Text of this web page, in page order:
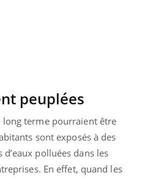
peuplées
long terme pourraient être
sont exposés à des
polluées dans les
En effet, quand les